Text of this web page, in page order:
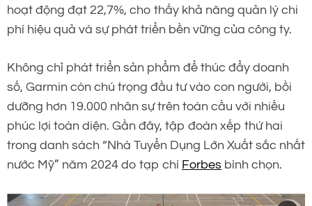
hoạt động đạt 22,7%, cho thấy khả năng quản lý chi
phí hiệu quả và sự phát triển bền vững của công ty.
Không chỉ phát triển sản phẩm để thúc đẩy doanh
số, Garmin còn chú trọng đầu tư vào con người, bồi
dưỡng hơn 19.000 nhân sự trên toàn cầu với nhiều
phúc lợi toàn diện. Gần đây, tập đoàn xếp thứ hai
trong danh sách “Nhà Tuyển Dụng Lớn Xuất sắc nhất
nước Mỹ” năm 2024 do tạp chí Forbes bình chọn.